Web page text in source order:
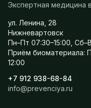
Экспертная медицина
ул. Ленина, 28
Нижневартовск
Пн–Пт 07:30–15:00,
Приём биоматериала:
12:00
+7 912 938-68-84
info@prevenciya.ru